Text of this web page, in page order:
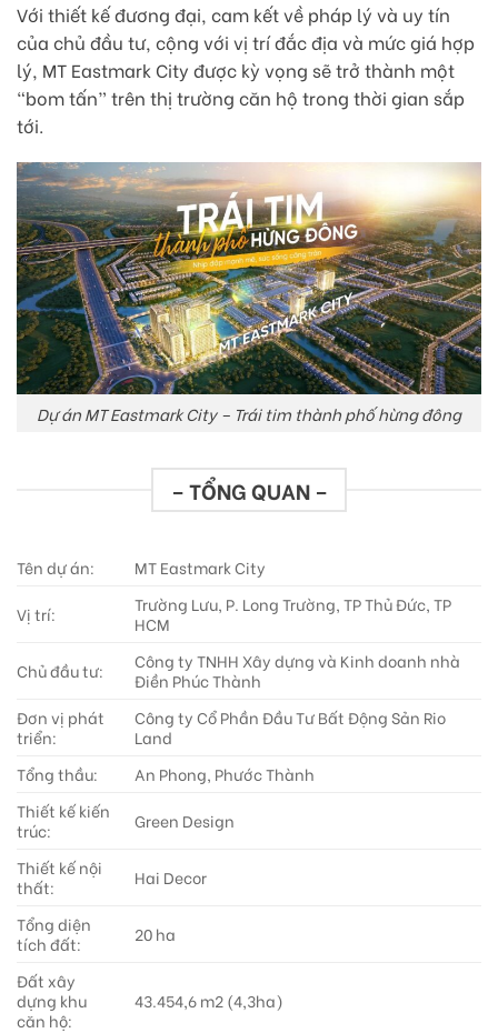
Với thiết kế đương đại, cam kết về pháp lý và uy tín
của chủ đầu tư, cộng với vị trí đắc địa và mức giá hợp
lý, MT Eastmark City được kỳ vọng sẽ trở thành một
“bom tấn” trên thị trường căn hộ trong thời gian sắp
tới.
Dự án MT Eastmark City – Trái tim thành phố hừng đông
– TỔNG QUAN –
Tên dự án:
MT Eastmark City
Vị trí:
Trường Lưu, P. Long Trường, TP Thủ Đức, TP
HCM
Chủ đầu tư:
Công ty TNHH Xây dựng và Kinh doanh nhà
Điền Phúc Thành
Đơn vị phát
triển:
Công ty Cổ Phần Đầu Tư Bất Động Sản Rio
Land
Tổng thầu:
An Phong, Phước Thành
Thiết kế kiến
trúc:
Green Design
Thiết kế nội
thất:
Hai Decor
Tổng diện
tích đất:
20 ha
Đất xây
dựng khu
căn hộ:
43.454,6 m2 (4,3ha)